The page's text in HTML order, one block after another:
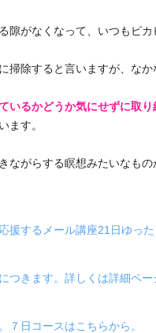
隙がなくなって、いつもピカ
掃除すると言いますが、なか
いるかどうか気にせずに取り
ます。
ながらする瞑想みたいなもの
援するメール講座21日ゆっ
つきます。詳しくは詳細ペー
７日コースはこちらから。